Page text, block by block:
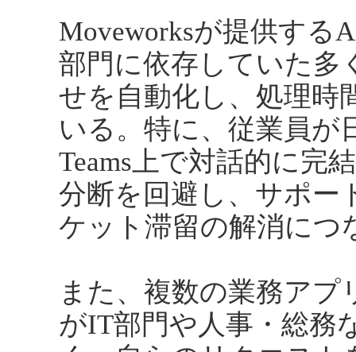
Moveworksが提供する
部門に依存していた多
せを自動化し、処理時
いる。特に、従業員が
Teams上で対話的に完
分断を回避し、サポー
ケット滞留の解消につ
また、複数の業務ア
がIT部門や人事・総務